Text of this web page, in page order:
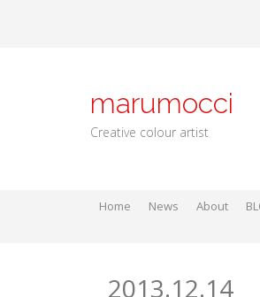
marumocci
Creative colour artist
Home News About